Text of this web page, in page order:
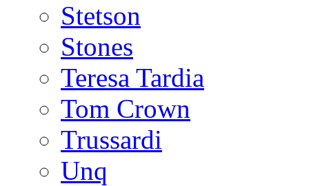
Stetson
Stones
Teresa Tardia
Tom Crown
Trussardi
Unq